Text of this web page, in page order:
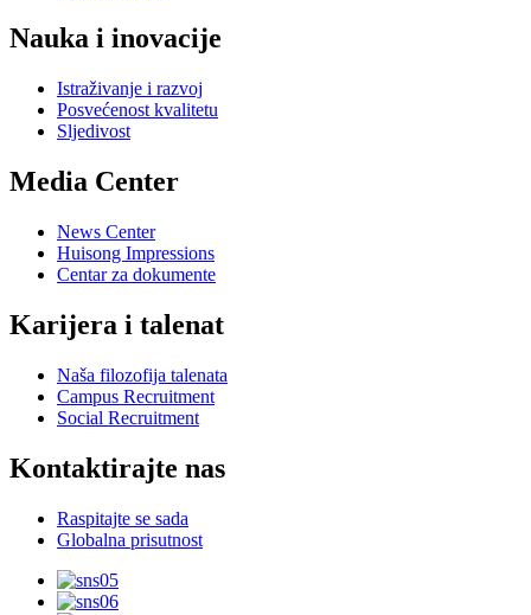
Nauka i inovacije
Istraživanje i razvoj
Posvećenost kvalitetu
Sljedivost
Media Center
News Center
Huisong Impressions
Centar za dokumente
Karijera i talenat
Naša filozofija talenata
Campus Recruitment
Social Recruitment
Kontaktirajte nas
Raspitajte se sada
Globalna prisutnost